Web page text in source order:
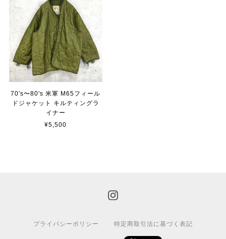
70's〜80's 米軍 M65フィール
ドジャケット キルティングラ
イナー
¥5,500
プライバシーポリシー 特定商取引法に基づく表記